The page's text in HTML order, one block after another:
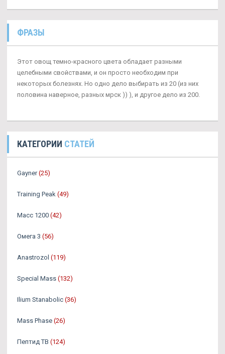
ФРАЗЫ
Этот овощ темно-красного цвета обладает разными
целебными свойствами, и он просто необходим при
некоторых болезнях. Но одно дело выбирать из 20 (из них
половина наверное, разных мрск )) ), и другое дело из 200.
КАТЕГОРИИ СТАТЕЙ
Gayner (25)
Training Peak (49)
Масс 1200 (42)
Омега 3 (56)
Аnastrozol (119)
Special Mass (132)
Ilium Stanabolic (36)
Mass Phase (26)
Пептид TB (124)